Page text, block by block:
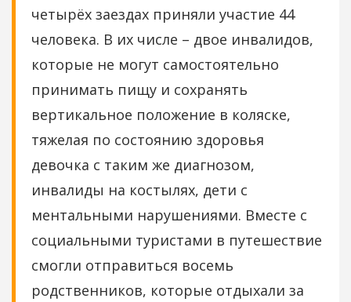
четырёх заездах приняли участие 44
человека. В их числе – двое инвалидов,
которые не могут самостоятельно
принимать пищу и сохранять
вертикальное положение в коляске,
тяжелая по состоянию здоровья
девочка с таким же диагнозом,
инвалиды на костылях, дети с
ментальными нарушениями. Вместе с
социальными туристами в путешествие
смогли отправиться восемь
родственников, которые отдыхали за